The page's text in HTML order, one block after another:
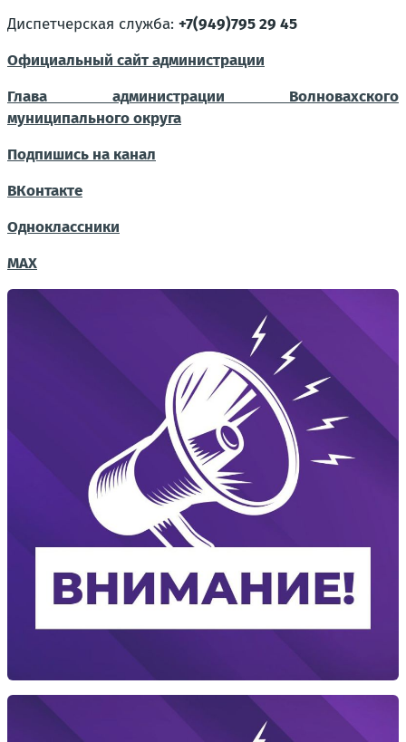
Диспетчерская служба: +7(949)795 29 45
Официальный сайт администрации
Глава администрации Волновахского
муниципального округа
Подпишись на канал
ВКонтакте
Одноклассники
MAX